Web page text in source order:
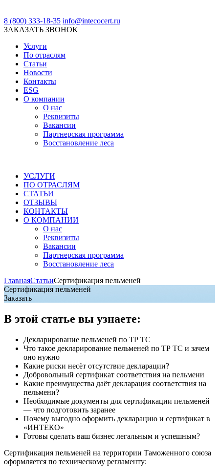
8 (800) 333-18-35 info@intecocert.ru
ЗАКАЗАТЬ ЗВОНОК
Услуги
По отраслям
Статьи
Новости
Контакты
ESG
О компании
О нас
Реквизиты
Вакансии
Партнерская программа
Восстановление леса
УСЛУГИ
ПО ОТРАСЛЯМ
СТАТЬИ
ОТЗЫВЫ
КОНТАКТЫ
О КОМПАНИИ
О нас
Реквизиты
Вакансии
Партнерская программа
Восстановление леса
ГлавнаяСтатьиСертификация пельменей
Сертификация пельменей
Заказать
В этой статье вы узнаете:
Декларирование пельменей по ТР ТС
Что такое декларирование пельменей по ТР ТС и зачем
оно нужно
Какие риски несёт отсутствие декларации?
Добровольный сертификат соответствия на пельмени
Какие преимущества даёт декларация соответствия на
пельмени?
Необходимые документы для сертификации пельменей
— что подготовить заранее
Почему выгодно оформить декларацию и сертификат в
«ИНТЕКО»
Готовы сделать ваш бизнес легальным и успешным?
Сертификация пельменей на территории Таможенного союза
оформляется по техническому регламенту: